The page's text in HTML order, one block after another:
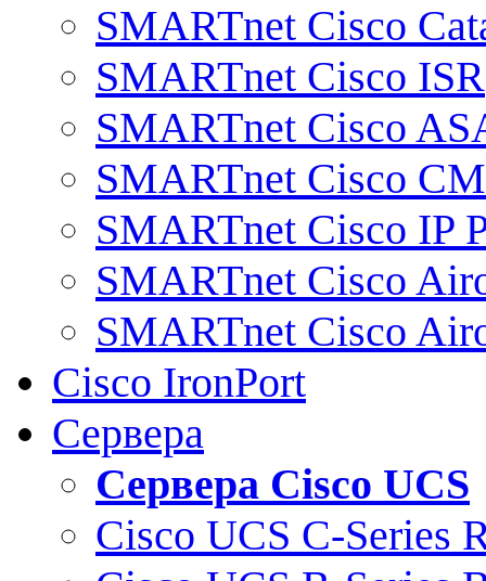
SMARTnet Cisco
SMARTnet Cisco ISR
SMARTnet Cisco
SMARTnet Cisco
SMARTnet Cisco IP
SMARTnet Cisco
SMARTnet Cisco
Cisco IronPort
Сервера
Сервера Cisco UCS
Cisco UCS C-Series